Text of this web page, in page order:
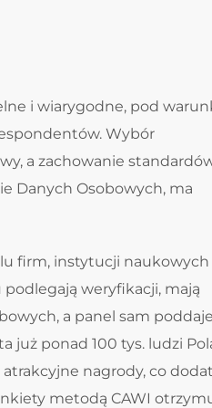
i wiarygodne, pod
Wybór
a zachowanie
Danych Osobowych, ma
firm, instytucji naukowych
weryfikacji, mają
a panel sam
już ponad 100 tys. ludzi
nagrody, co
metodą CAWI